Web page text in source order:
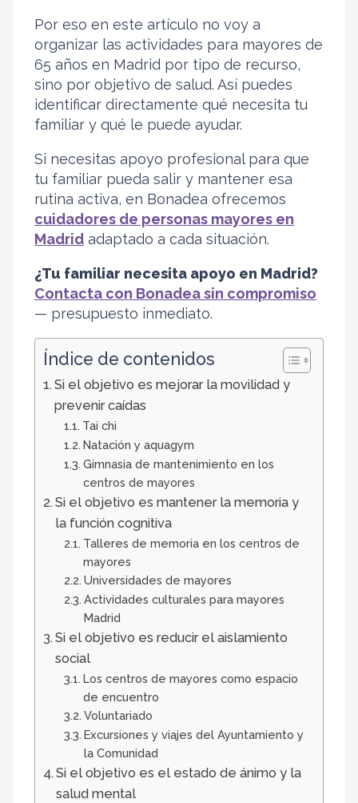
Por eso en este artículo no voy a
organizar las actividades para mayores de
65 años en Madrid por tipo de recurso,
sino por objetivo de salud. Así puedes
identificar directamente qué necesita tu
familiar y qué le puede ayudar.
Si necesitas apoyo profesional para que
tu familiar pueda salir y mantener esa
rutina activa, en Bonadea ofrecemos
cuidadores de personas mayores en
Madrid adaptado a cada situación.
¿Tu familiar necesita apoyo en Madrid?
Contacta con Bonadea sin compromiso
— presupuesto inmediato.
Índice de contenidos
Si el objetivo es mejorar la movilidad y
prevenir caídas
Tai chi
Natación y aquagym
Gimnasia de mantenimiento en los
centros de mayores
Si el objetivo es mantener la memoria y
la función cognitiva
Talleres de memoria en los centros de
mayores
Universidades de mayores
Actividades culturales para mayores
Madrid
Si el objetivo es reducir el aislamiento
social
Los centros de mayores como espacio
de encuentro
Voluntariado
Excursiones y viajes del Ayuntamiento y
la Comunidad
Si el objetivo es el estado de ánimo y la
salud mental